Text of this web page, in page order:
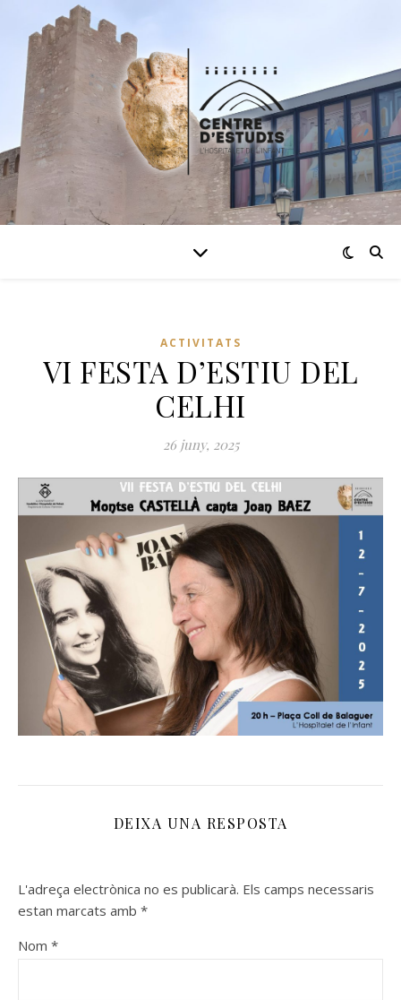
ACTIVITATS
VI FESTA D’ESTIU DEL
CELHI
26 juny, 2025
DEIXA UNA RESPOSTA
L'adreça electrònica no es publicarà. Els camps necessaris
estan marcats amb *
Nom *